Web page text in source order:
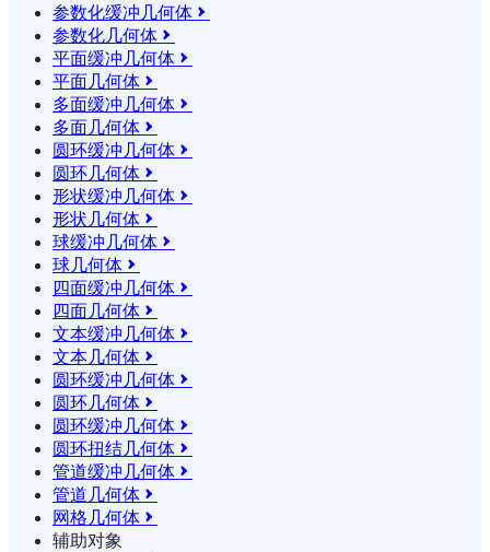
参数化缓冲几何体 
参数化几何体 
平面缓冲几何体 
平面几何体 
多面缓冲几何体 
多面几何体 
圆环缓冲几何体 
圆环几何体 
形状缓冲几何体 
形状几何体 
球缓冲几何体 
球几何体 
四面缓冲几何体 
四面几何体 
文本缓冲几何体 
文本几何体 
圆环缓冲几何体 
圆环几何体 
圆环缓冲几何体 
圆环扭结几何体 
管道缓冲几何体 
管道几何体 
网格几何体 
辅助对象